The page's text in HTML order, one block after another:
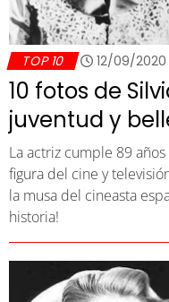
TOP 10 12/09/2020
10 fotos de
juventud y
La actriz cumple 89
figura del cine y
la musa del cineasta
historia!